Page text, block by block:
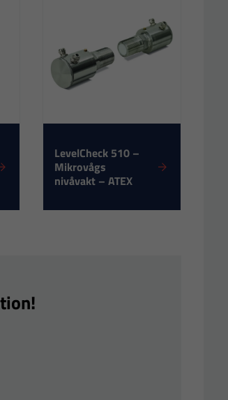
LevelCheck 510 –
Mikrovågs
nivåvakt – ATEX